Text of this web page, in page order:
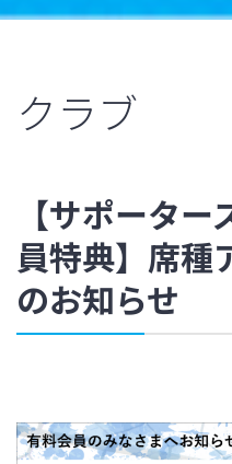
クラブ
【サポータ
員特典】席種
のお知らせ